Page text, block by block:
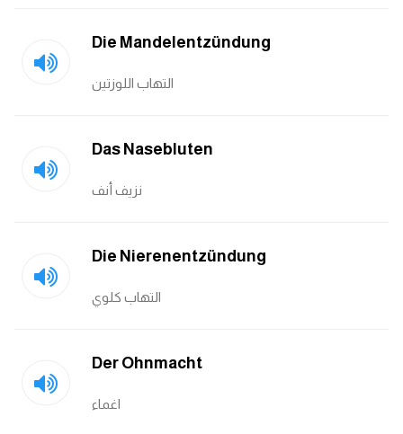
Die Mandelentzündung
التهاب اللوزتين
Das Nasebluten
نزيف أنف
Die Nierenentzündung
التهاب كلوي
Der Ohnmacht
اغماء